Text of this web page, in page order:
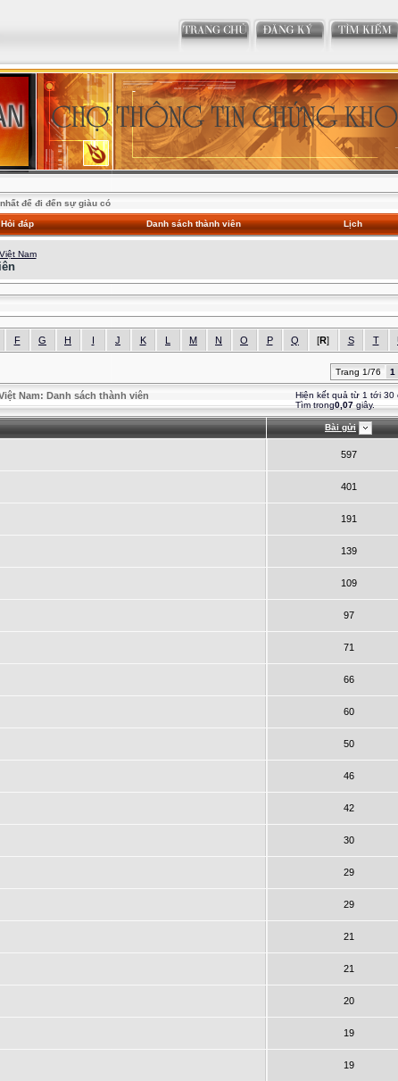
để đi đến sự giàu có
Hỏi đáp Danh sách thành viên Lịch
Nam
F G H I J K L M N O P Q [R] S T
Trang 1/76 1
Hiện kết quả từ 1 tới 30
Tìm trong0,07giây.
Nam: Danh sách thành viên
Bài gửi
597
401
191
139
109
97
71
66
60
50
46
42
30
29
29
21
21
20
19
19